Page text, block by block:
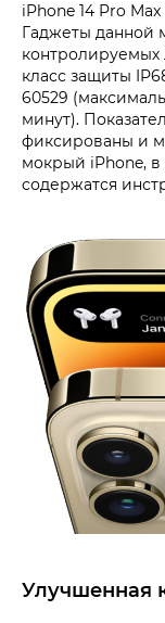
iPhone 14 Pro
Гаджеты данной
контролируемых
класс защиты
60529
минут).
фиксированы и
мокрый iPhone, в
содержатся
Улучшенная